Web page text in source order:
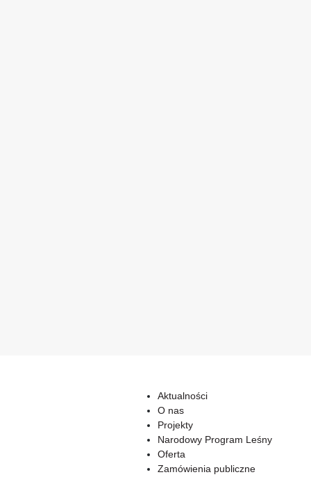
Aktualności
O nas
Projekty
Narodowy Program Leśny
Oferta
Zamówienia publiczne